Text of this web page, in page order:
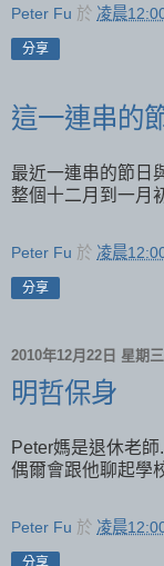
Peter Fu 於 凌晨
分享
這一連串的
最近一連串的節日
整個十二月到一月
Peter Fu 於 凌晨
分享
2010年12月22日 星期三
明哲保身
Peter媽是退休老師
偶爾會跟他聊起學
Peter Fu 於 凌晨
分享